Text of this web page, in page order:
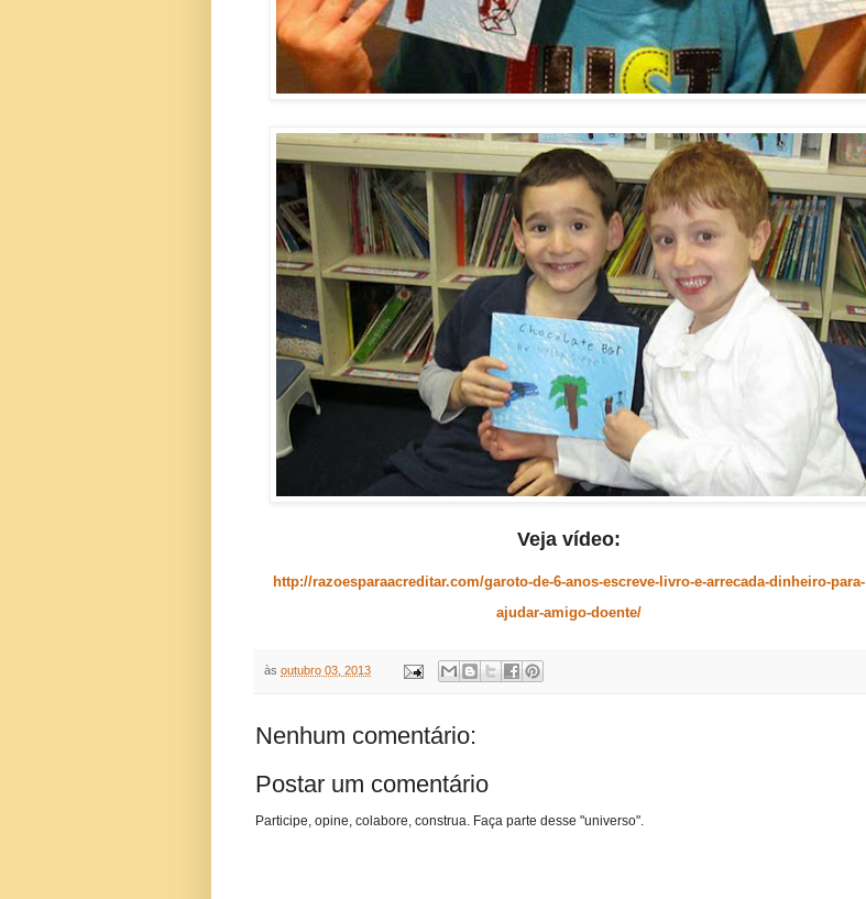
Veja vídeo:
http://razoesparaacreditar.com/garoto-de-6-anos-escreve-livro-e-arrecada-dinheiro-para-
ajudar-amigo-doente/
às outubro 03, 2013
Nenhum comentário:
Postar um comentário
Participe, opine, colabore, construa. Faça parte desse "universo".